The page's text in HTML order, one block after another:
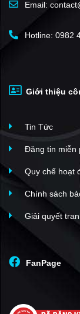
Email:
Hotline: 0982
Giới thiệu
Tin Tức
Đăng tin miễn
Quy chế hoạt
Chính sách
Giải quyết
FanPage